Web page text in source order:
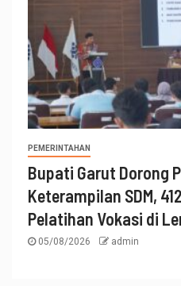
PEMERINTAHAN
Bupati Garut Dorong
Keterampilan SDM,
Pelatihan Vokasi di
05/08/2026 admin